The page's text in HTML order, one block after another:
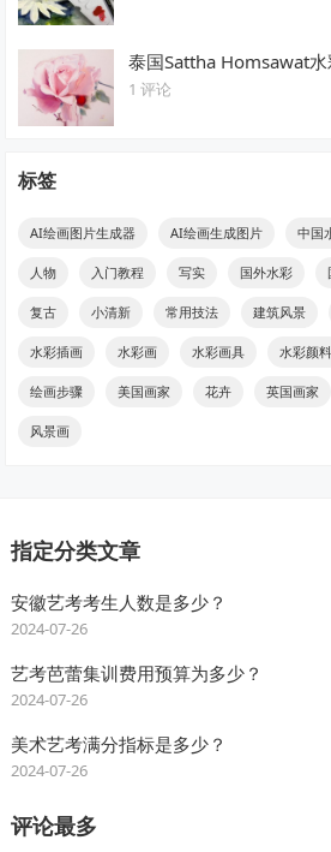
泰国Sattha Homsawat
1 评论
标签
AI绘画图片生成器 AI绘画生成图片 中国
人物 入门教程 写实 国外水彩
复古 小清新 常用技法 建筑风景
水彩插画 水彩画 水彩画具 水彩颜料
绘画步骤 美国画家 花卉 英国画家
风景画
指定分类文章
安徽艺考考生人数是多少？
2024-07-26
艺考芭蕾集训费用预算为多少？
2024-07-26
美术艺考满分指标是多少？
2024-07-26
评论最多